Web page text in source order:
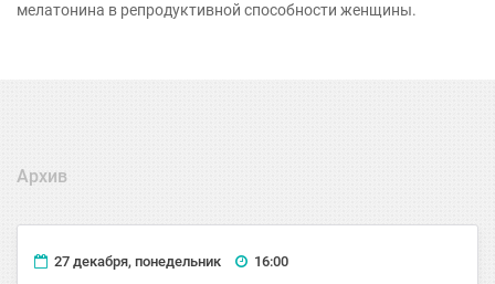
мелатонина в репродуктивной способности женщины.
Архив
27 декабря, понедельник
16:00